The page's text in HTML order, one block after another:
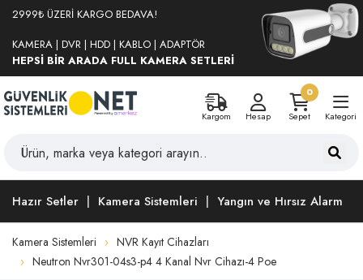
2999₺ ÜZERİ KARGO BEDAVA!
KAMERA | DVR | HDD | KABLO | ADAPTÖR
HEPSİ BİR ARADA FULL KAMERA SETLERİ
Kargom Hesap
0
Sepet
Kategori
Hazır Setler Kamera Sistemleri Yangın ve Hırsız Alarm
Kamera Sistemleri
NVR Kayıt Cihazları
Neutron Nvr301-04s3-p4 4 Kanal Nvr Cihazı-4 Poe